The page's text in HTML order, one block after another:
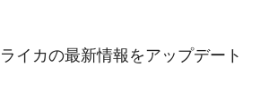
イカの最新情報をアップデート